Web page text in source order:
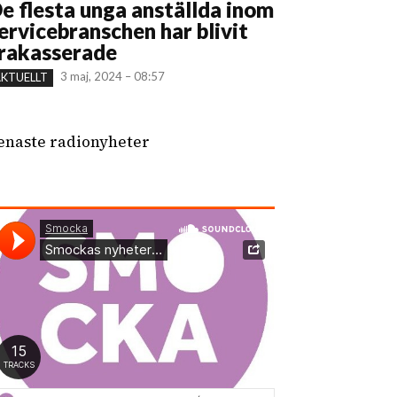
flesta unga anställda inom
har blivit
3 maj, 2024 – 08:57
radionyheter